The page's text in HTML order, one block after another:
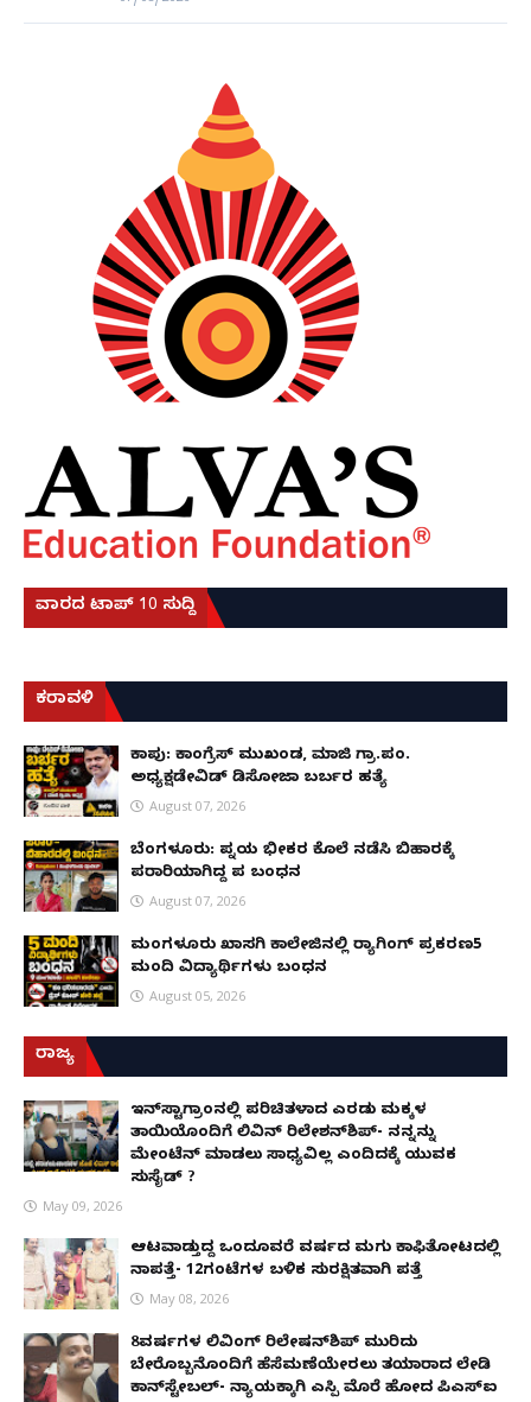
ವಾರದ ಟಾಪ್ 10 ಸುದ್ದಿ
ಕರಾವಳಿ
ಕಾಪು: ಕಾಂಗ್ರೆಸ್ ಮುಖಂಡ, ಮಾಜಿ ಗ್ರಾ.ಪಂ.
ಅಧ್ಯಕ್ಷಡೇವಿಡ್ ಡಿಸೋಜಾ ಬರ್ಬರ ಹತ್ಯೆ
August 07, 2026
ಬೆಂಗಳೂರು: ಪತ್ನಿಯ ಭೀಕರ ಕೊಲೆ ನಡೆಸಿ ಬಿಹಾರಕ್ಕೆ
ಪರಾರಿಯಾಗಿದ್ದ ಪತಿ ಬಂಧನ
August 07, 2026
ಮಂಗಳೂರು ಖಾಸಗಿ ಕಾಲೇಜಿನಲ್ಲಿ ರ‌್ಯಾಗಿಂಗ್ ಪ್ರಕರಣ5
ಮಂದಿ ವಿದ್ಯಾರ್ಥಿಗಳು ಬಂಧನ
August 05, 2026
ರಾಜ್ಯ
ಇನ್​ಸ್ಟಾಗ್ರಾಂನಲ್ಲಿ ಪರಿಚಿತಳಾದ ಎರಡು ಮಕ್ಕಳ
ತಾಯಿಯೊಂದಿಗೆ ಲಿವಿನ್ ರಿಲೇಶನ್​ಶಿಪ್- ನನ್ನನ್ನು
ಮೇಂಟೆನ್ ಮಾಡಲು ಸಾಧ್ಯವಿಲ್ಲ ಎಂದಿದಕ್ಕೆ ಯುವಕ
ಸುಸೈಡ್ ?
May 09, 2026
ಆಟವಾಡುತ್ತಿದ್ದ ಒಂದೂವರೆ ವರ್ಷದ ಮಗು ಕಾಫಿತೋಟದಲ್ಲಿ
ನಾಪತ್ತೆ- 12ಗಂಟೆಗಳ ಬಳಿಕ ಸುರಕ್ಷಿತವಾಗಿ ಪತ್ತೆ
May 08, 2026
8ವರ್ಷಗಳ ಲಿವಿಂಗ್‌ ರಿಲೇಷನ್‌ಶಿಪ್ ಮುರಿದು
ಬೇರೊಬ್ಬನೊಂದಿಗೆ ಹೆಸೆಮಣೆಯೇರಲು ತಯಾರಾದ ಲೇಡಿ
ಕಾನ್‌ಸ್ಟೇಬಲ್- ನ್ಯಾಯಕ್ಕಾಗಿ ಎಸ್ಪಿ ಮೊರೆ ಹೋದ ಪಿಎಸ್ಐ